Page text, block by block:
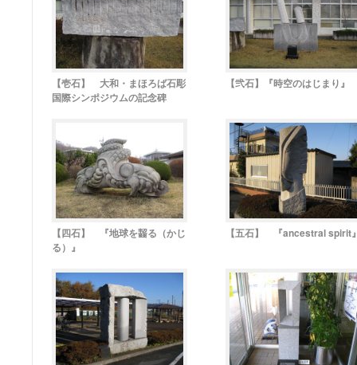
【壱石】 大和・まほろば石彫
国際シンポジウムの記念碑
【弐石】『時空のはじまり』
【四石】 『地球を齧る（かじ
る）』
【五石】 『ancestral spirit